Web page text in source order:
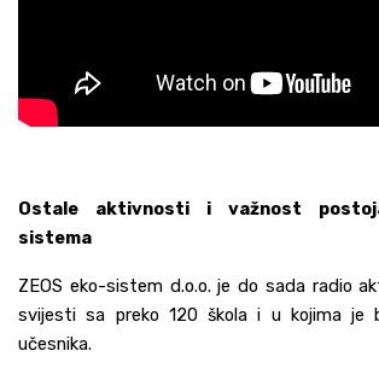
Ostale aktivnosti i važnost
sistema
ZEOS eko-sistem d.o.o. je do sada radio
svijesti sa preko 120 škola i u kojima je
učesnika.